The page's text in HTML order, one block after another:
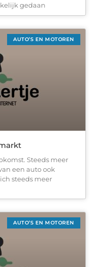
gedaan
AUTO’S EN MOTOREN
Steeds meer
een auto ook
steeds meer
AUTO’S EN MOTOREN